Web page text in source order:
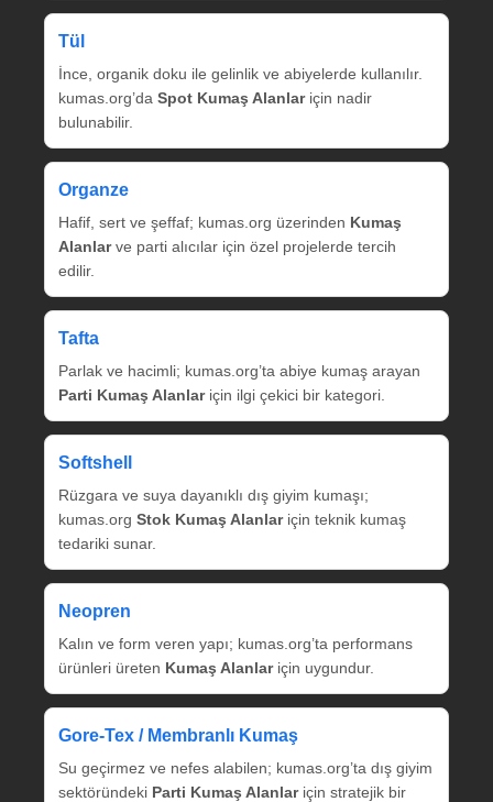
Tül
İnce, organik doku ile gelinlik ve abiyelerde kullanılır.
kumas.org’da Spot Kumaş Alanlariçin nadir
bulunabilir.
Organze
Hafif, sert ve şeffaf; kumas.org üzerinden Kumaş
Alanlarve parti alıcılar için özel projelerde tercih
edilir.
Tafta
Parlak ve hacimli; kumas.org’ta abiye kumaş arayan
Parti Kumaş Alanlariçin ilgi çekici bir kategori.
Softshell
Rüzgara ve suya dayanıklı dış giyim kumaşı;
kumas.org Stok Kumaş Alanlariçin teknik kumaş
tedariki sunar.
Neopren
Kalın ve form veren yapı; kumas.org’ta performans
ürünleri üreten Kumaş Alanlariçin uygundur.
Gore‑Tex / Membranlı Kumaş
Su geçirmez ve nefes alabilen; kumas.org’ta dış giyim
sektöründeki Parti Kumaş Alanlariçin stratejik bir